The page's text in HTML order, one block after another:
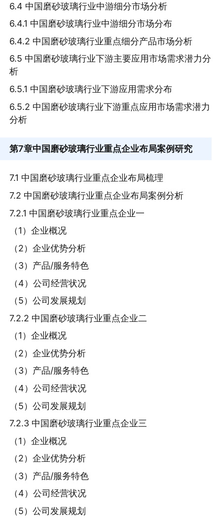
6.4 中国磨砂玻璃行业中游细分市场分析
6.4.1 中国磨砂玻璃行业中游细分市场分布
6.4.2 中国磨砂玻璃行业重点细分产品市场分析
6.5 中国磨砂玻璃行业下游主要应用市场需求潜力分
析
6.5.1 中国磨砂玻璃行业下游应用需求分布
6.5.2 中国磨砂玻璃行业下游重点应用市场需求潜力
分析
第7章中国磨砂玻璃行业重点企业布局案例研究
7.1 中国磨砂玻璃行业重点企业布局梳理
7.2 中国磨砂玻璃行业重点企业布局案例分析
7.2.1 中国磨砂玻璃行业重点企业一
（1）企业概况
（2）企业优势分析
（3）产品/服务特色
（4）公司经营状况
（5）公司发展规划
7.2.2 中国磨砂玻璃行业重点企业二
（1）企业概况
（2）企业优势分析
（3）产品/服务特色
（4）公司经营状况
（5）公司发展规划
7.2.3 中国磨砂玻璃行业重点企业三
（1）企业概况
（2）企业优势分析
（3）产品/服务特色
（4）公司经营状况
（5）公司发展规划